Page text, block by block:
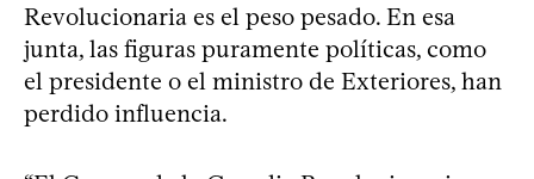
Revolucionaria es el peso pesado. En esa
junta, las figuras puramente políticas, como
el presidente o el ministro de Exteriores, han
perdido influencia.